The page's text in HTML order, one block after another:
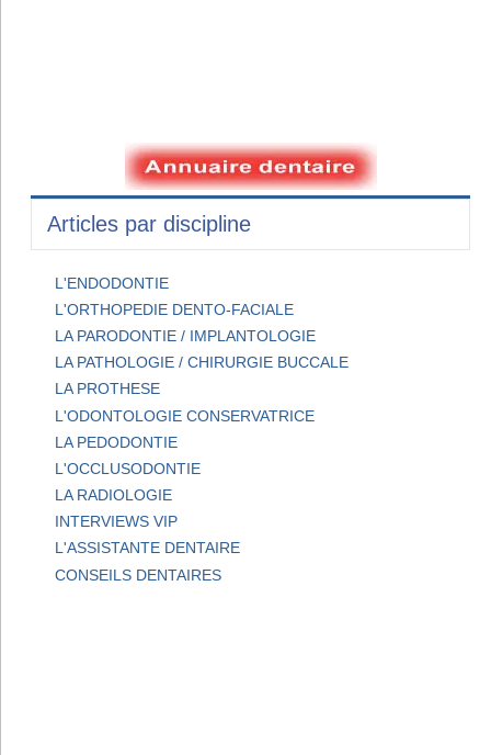
Articles par discipline
L'ENDODONTIE
L'ORTHOPEDIE DENTO-FACIALE
LA PARODONTIE / IMPLANTOLOGIE
LA PATHOLOGIE / CHIRURGIE BUCCALE
LA PROTHESE
L'ODONTOLOGIE CONSERVATRICE
LA PEDODONTIE
L'OCCLUSODONTIE
LA RADIOLOGIE
INTERVIEWS VIP
L'ASSISTANTE DENTAIRE
CONSEILS DENTAIRES